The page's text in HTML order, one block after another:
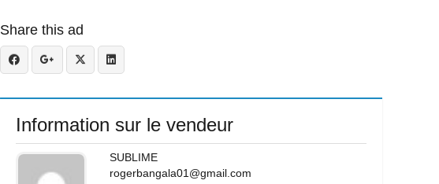
Share this ad
Information sur le vendeur
SUBLIME
rogerbangala01@gmail.com